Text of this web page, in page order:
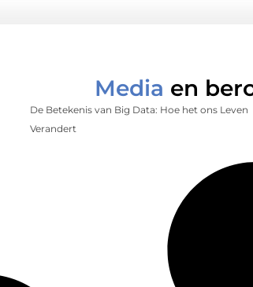
Media en
De Betekenis van Big Data: Hoe het ons Leven
Verandert